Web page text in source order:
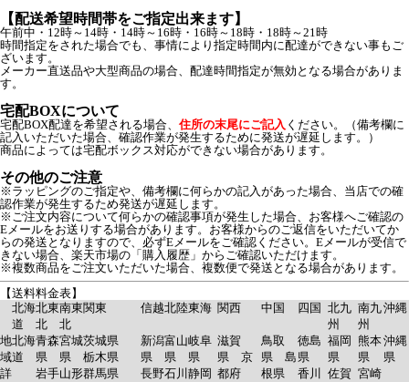
【配送希望時間帯をご指定出来ます】
午前中・12時～14時・14時～16時・16時～18時・18時～21時
時間指定をされた場合でも、事情により指定時間内に配達ができない事もご
ざいます。
メーカー直送品や大型商品の場合、配達時間指定が無効となる場合がありま
す。
宅配BOXについて
宅配BOX配達を希望される場合、 住所の末尾にご記入 ください。（備考欄に
記入いただいた場合、確認作業が発生するために発送が遅延します。）
商品によっては宅配ボックス対応ができない場合があります。
その他のご注意
※ラッピングのご指定や、備考欄に何らかの記入があった場合、当店での確
認作業が発生するため発送が遅延します。
※ご注文内容について何らかの確認事項が発生した場合、お客様へご確認の
Eメールをお送りする場合があります。お客様からのご返信をいただいてか
らの発送となりますので、必ずEメールをご確認ください。Eメールが受信で
きない場合、楽天市場の「購入履歴」からご確認いただけます。
※複数商品をご注文いただいた場合、複数便で発送となる場合があります。
【送料料金表】
北海
道
北東
北
南東
北
関東 信越北陸東海 関西 中国 四国 北九
州
南九
州
沖縄
地
域
詳
北海
道
青森
県
岩手
宮城
県
山形
茨城県
栃木県
群馬県
新潟
県
長野
富山
県
石川
岐阜
県
静岡
滋賀
県 京
都府
鳥取
県 島
根県
徳島
県
香川
福岡
県
佐賀
熊本
県
宮崎
沖縄
県